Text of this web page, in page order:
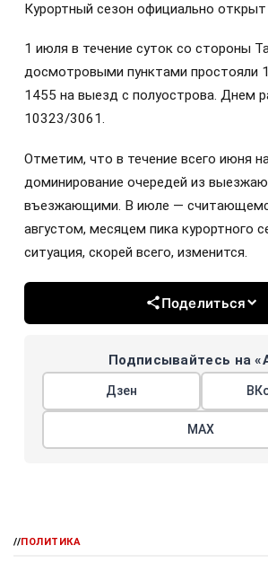
Курортный сезон официально
1 июля в течение суток со стороны
досмотровыми пунктами простояли
1455 на выезд с полуострова. Днем
10323/3061.
Отметим, что в течение всего июня
доминирование очередей из
въезжающими. В июле —
августом, месяцем пика курортного
ситуация, скорей всего, изменится.
Поделиться
Подписывайтесь на
Дзен
МАХ
//ПОЛИТИКА